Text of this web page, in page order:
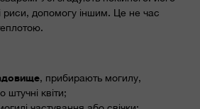
риси, допомогу іншим. Це не час
, прибирають могилу,
штучні квіти;